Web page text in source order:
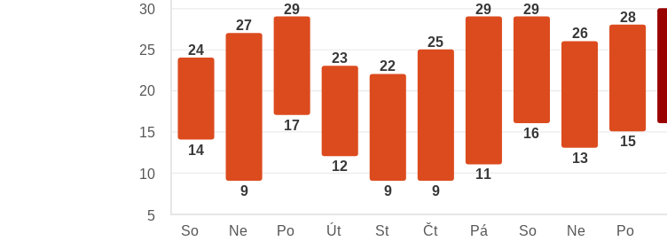
24
14
27
9
29
17
23
12
22
9
25
9
29
11
29
16
26
13
28
15
30
25
20
15
10
5
So
Ne Po Út St Čt Pá So Ne Po